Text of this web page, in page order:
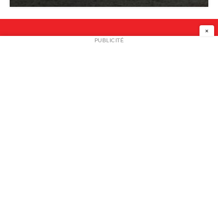
Musée/Centre d’art du verre
NEWSLETTER
×
PUBLICITÉ